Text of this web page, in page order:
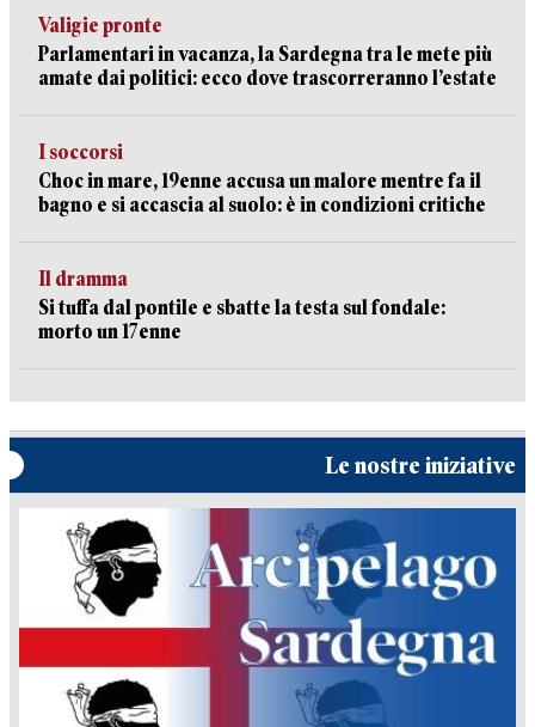
Valigie pronte
Parlamentari in vacanza, la Sardegna tra le mete più
amate dai politici: ecco dove trascorreranno l’estate
I soccorsi
Choc in mare, 19enne accusa un malore mentre fa il
bagno e si accascia al suolo: è in condizioni critiche
Il dramma
Si tuffa dal pontile e sbatte la testa sul fondale:
morto un 17enne
Le nostre iniziative